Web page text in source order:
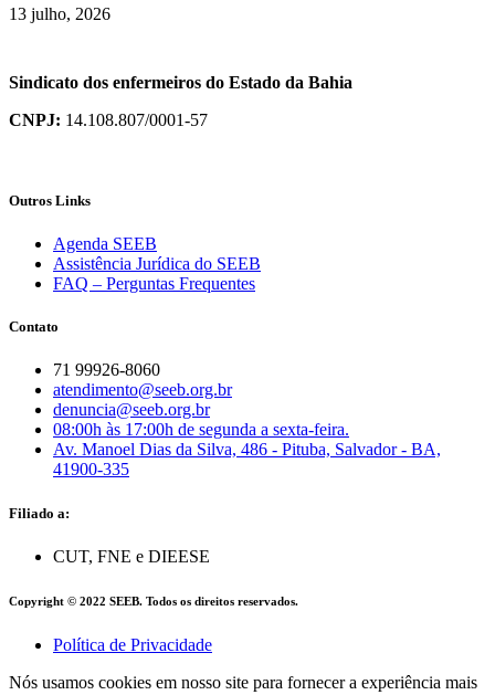
13 julho, 2026
Sindicato dos enfermeiros do Estado da Bahia
CNPJ: 14.108.807/0001-57
Outros Links
Agenda SEEB
Assistência Jurídica do SEEB
FAQ – Perguntas Frequentes
Contato
71 99926-8060
atendimento@seeb.org.br
denuncia@seeb.org.br
08:00h às 17:00h de segunda a sexta-feira.
Av. Manoel Dias da Silva, 486 - Pituba, Salvador - BA,
41900-335
Filiado a:
CUT, FNE e DIEESE
Copyright © 2022 SEEB. Todos os direitos reservados.
Política de Privacidade
Nós usamos cookies em nosso site para fornecer a experiência mais